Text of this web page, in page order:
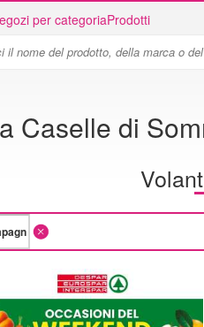
per categoriaProdotti
Caselle di